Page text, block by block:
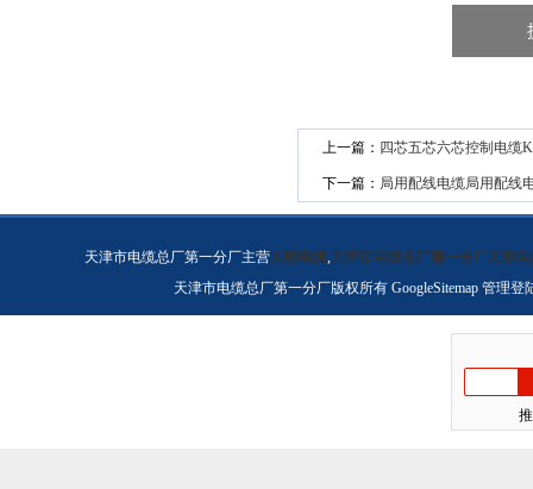
上一篇： 四芯五芯六芯控制电缆
下一篇： 局用配线电缆局用配线
天津市电缆总厂第一分厂主营天联电缆,天津市电缆总厂第一分厂天联电
天津市电缆总厂第一分厂版权所有 GoogleSitemap 管理登